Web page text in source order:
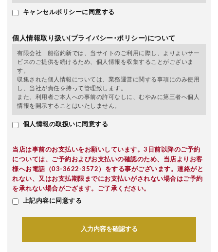
キャンセルポリシーに同意する
個人情報取り扱い(プライバシー･ポリシー)について
有限会社 船宿釣新では、当サイトのご利用に際し、よりよいサー
ビスのご提供を続けるため、個人情報を収集することがございま
す。
収集された個人情報については、業務運営に関する事項にのみ使用
し、当社が責任を持って管理致します。
また、利用者ご本人への事前の許可なしに、むやみに第三者へ個人
情報を開示することはいたしません。
個人情報の取扱いに同意する
当店は事前のお支払いをお願いしています。3日前以降のご予約
については、ご予約およびお支払いの確認のため、当店よりお客
様へお電話（03-3622-3572）をする事がございます。連絡がと
れない、又はお支払期限までにお支払いがされない場合はご予約
を承れない場合がござます。ご了承ください。
上記内容に同意する
入力内容を確認する